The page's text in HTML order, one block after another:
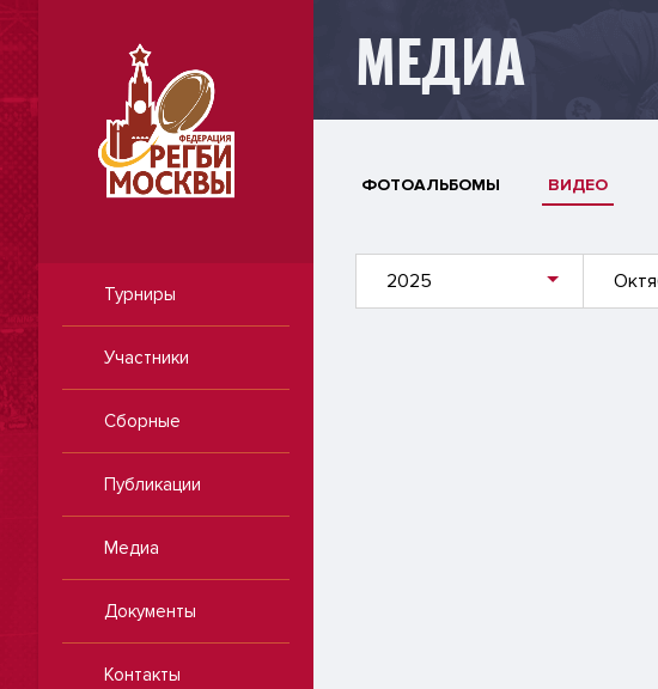
Турниры
Участники
Сборные
Публикации
Медиа
Документы
Контакты
МЕДИА
ФОТОАЛЬБОМЫ ВИДЕО
2025